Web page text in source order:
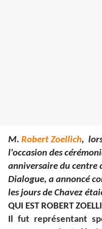
M. Robert Zoellich,
l'occasion des
anniversaire du centre
Dialogue, a annoncé
les jours de Chavez
QUI EST ROBERT
Il fut représentant